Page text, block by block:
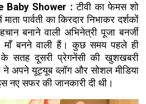
Baby Shower : टीवी का फेमस शो
पार्वती का किरदार निभाकर दर्शकों
बनाने वाली अभिनेत्री पूजा बनर्जी
माँ बनने वाली हैं। कुछ समय पहले ही
सतह दूसरी प्रेगनेंसी की खुशखबरी
ने अपने यूट्यूब व्लॉग और सोशल मीडिया
नए सफर की जानकारी दी थी।